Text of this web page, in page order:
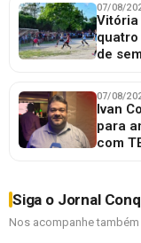
07/08/
Vitória
de
07/08/
Ivan
para
com
Siga o Jornal
Nos acompanhe